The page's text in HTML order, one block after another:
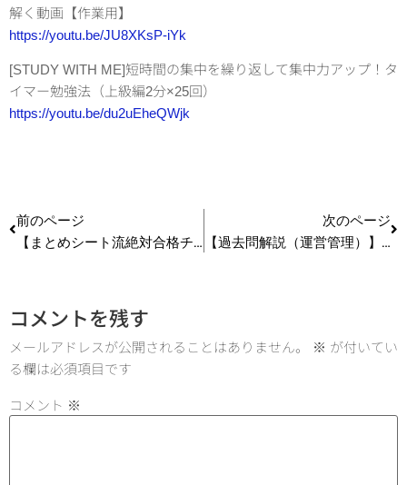
解く動画【作業用】
https://youtu.be/JU8XKsP-iYk
[STUDY WITH ME]短時間の集中を繰り返して集中力アップ！タ
イマー勉強法（上級編2分×25回）
https://youtu.be/du2uEheQWjk
前のページ
【まとめシート流絶対合格チャンネル1周年感謝】この1年間のおススメ動画7選②1次試験編
次のページ
【過去問解説（運営管理）】H25 第5問 品質管理
コメントを残す
メールアドレスが公開されることはありません。 ※ が付いてい
る欄は必須項目です
コメント ※